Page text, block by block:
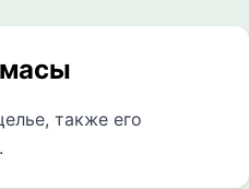
также его